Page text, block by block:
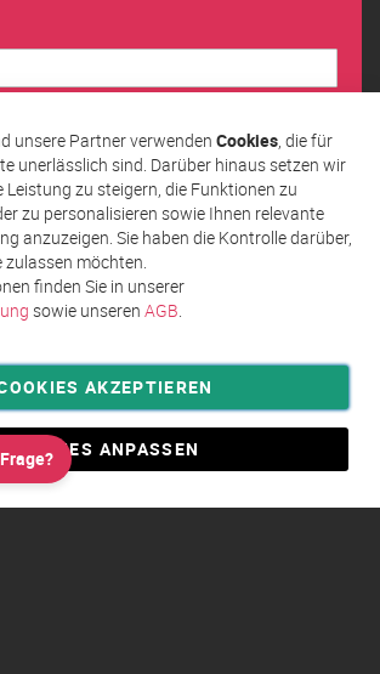
Abonnieren
AGB
unsere Partner verwenden Cookies, die für
unerlässlich sind. Darüber hinaus setzen wir
Leistung zu steigern, die Funktionen zu
zu personalisieren sowie Ihnen relevante
anzuzeigen. Sie haben die Kontrolle darüber,
zulassen möchten.
finden Sie in unserer
sowie unseren AGB.
AKZEPTIEREN
COOKIES ANPASSEN